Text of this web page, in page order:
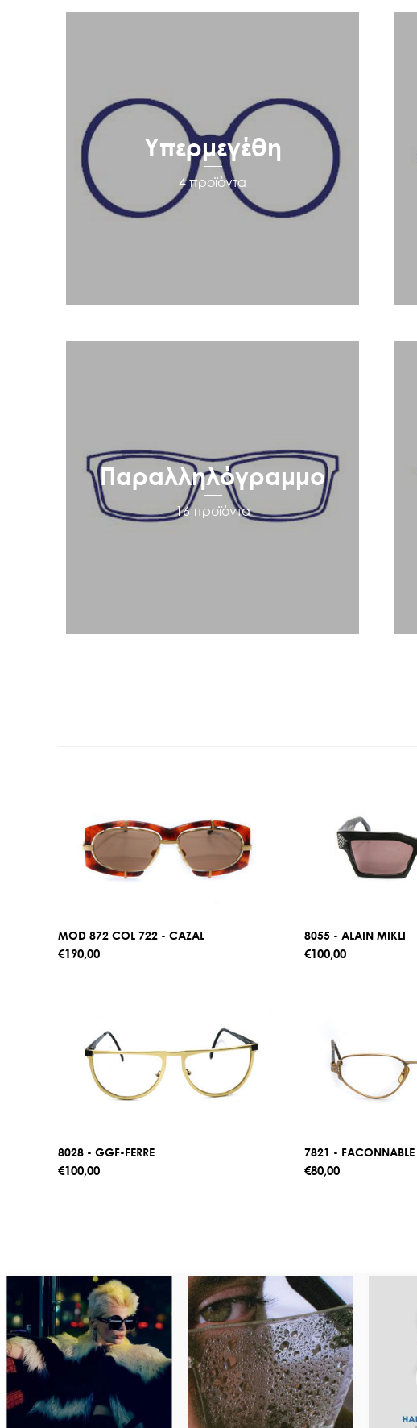
Υπερμεγέθη
4 προϊόντα
Παραλληλόγραμμο
16 προϊόντα
MOD 872 COL 722 - CAZAL
€190,00
8055 - ALAIN MIKLI
€100,00
8028 - GGF-FERRE
€100,00
7821 - FACONNABLE
€80,00